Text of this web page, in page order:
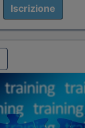
Iscrizione